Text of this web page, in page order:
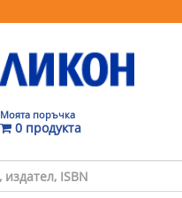
Моята поръчка
0 продукта